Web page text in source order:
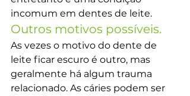
incomum em dentes de leite.
Outros motivos possíveis.
As vezes o motivo do dente de
leite ficar escuro é outro, mas
geralmente há algum trauma
relacionado. As cáries podem ser